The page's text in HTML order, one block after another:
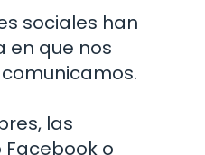
sociales han
en que nos
las
o